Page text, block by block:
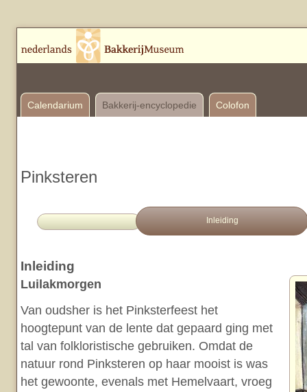
Calendarium Bakkerij-encyclopedie Colofon
Pinksteren
Inleiding
Inleiding
Luilakmorgen
Van oudsher is het Pinksterfeest het
hoogtepunt van de lente dat gepaard ging met
tal van folkloristische gebruiken. Omdat de
natuur rond Pinksteren op haar mooist is was
het gewoonte, evenals met Hemelvaart, vroeg